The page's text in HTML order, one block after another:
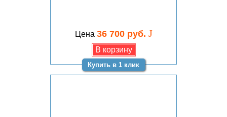
Цена 36 700 руб. J
Купить в 1 клик